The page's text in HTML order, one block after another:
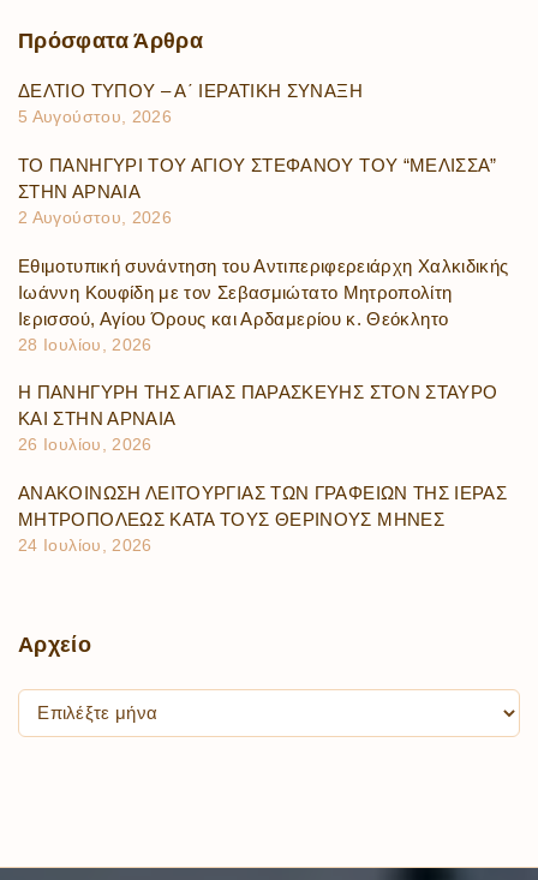
Πρόσφατα Άρθρα
ΔΕΛΤΙΟ ΤΥΠΟΥ – Α΄ ΙΕΡΑΤΙΚΗ ΣΥΝΑΞΗ
5 Αυγούστου, 2026
ΤΟ ΠΑΝΗΓΥΡΙ ΤΟΥ ΑΓΙΟΥ ΣΤΕΦΑΝΟΥ ΤΟΥ “ΜΕΛΙΣΣΑ”
ΣΤΗΝ ΑΡΝΑΙΑ
2 Αυγούστου, 2026
Εθιμοτυπική συνάντηση του Αντιπεριφερειάρχη Χαλκιδικής
Ιωάννη Κουφίδη με τον Σεβασμιώτατο Μητροπολίτη
Ιερισσού, Αγίου Όρους και Αρδαμερίου κ. Θεόκλητο
28 Ιουλίου, 2026
Η ΠΑΝΗΓΥΡΗ ΤΗΣ ΑΓΙΑΣ ΠΑΡΑΣΚΕΥΗΣ ΣΤΟΝ ΣΤΑΥΡΟ
ΚΑΙ ΣΤΗΝ ΑΡΝΑΙΑ
26 Ιουλίου, 2026
ΑΝΑΚΟΙΝΩΣΗ ΛΕΙΤΟΥΡΓΙΑΣ ΤΩΝ ΓΡΑΦΕΙΩΝ ΤΗΣ ΙΕΡΑΣ
ΜΗΤΡΟΠΟΛΕΩΣ ΚΑΤΑ ΤΟΥΣ ΘΕΡΙΝΟΥΣ ΜΗΝΕΣ
24 Ιουλίου, 2026
Αρχείο